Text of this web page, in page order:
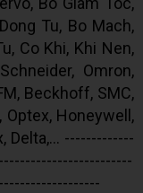
Tu, Bo Mach,
Co Khi, Khi Nen,
Omron,
Beckhoff, SMC,
Optex, Honeywell,
Delta,... -------------